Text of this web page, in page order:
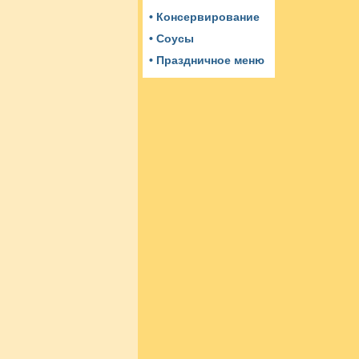
• Консервирование
• Соусы
• Праздничное меню